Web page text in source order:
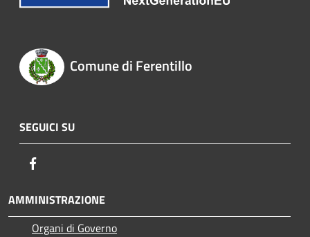
Comune di Ferentillo
SEGUICI SU
AMMINISTRAZIONE
Organi di Governo